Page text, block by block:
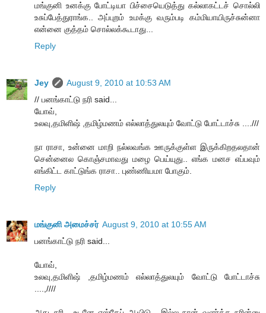
மங்குனி உனக்கு போட்டியா பிச்சையெடுத்து கல்லாகட்டச் சொல்லி
உசுப்பேத்துராங்க.. அப்புறம் உமக்கு வரும்படி கம்மியாயிருச்சுன்னா
என்னை குத்தம் சொல்லக்கூடாது...
Reply
Jey
August 9, 2010 at 10:53 AM
// பனங்காட்டு நரி said...
யோவ்,
உலவு,தமிளிஷ் ,தமிழ்மணம் எல்லாத்துலயும் வோட்டு போட்டாச்சு ....///
நா ராசா, உன்னை மாறி நல்லவங்க ஊருக்குள்ள இருக்கிறதலதான்
சென்னைல கொஞ்சமாவது மழை பெய்யுது.. எங்க மனச எப்பவும்
எங்கிட்ட காட்டுங்க ராசா.. புண்ணியமா போகும்.
Reply
மங்குனி அமைச்சர் August 9, 2010 at 10:55 AM
பனங்காட்டு நரி said...
யோவ்,
உலவு,தமிளிஷ் ,தமிழ்மணம் எல்லாத்துலயும் வோட்டு போட்டாச்சு
....,////